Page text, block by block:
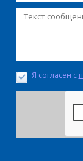
Я согласен с